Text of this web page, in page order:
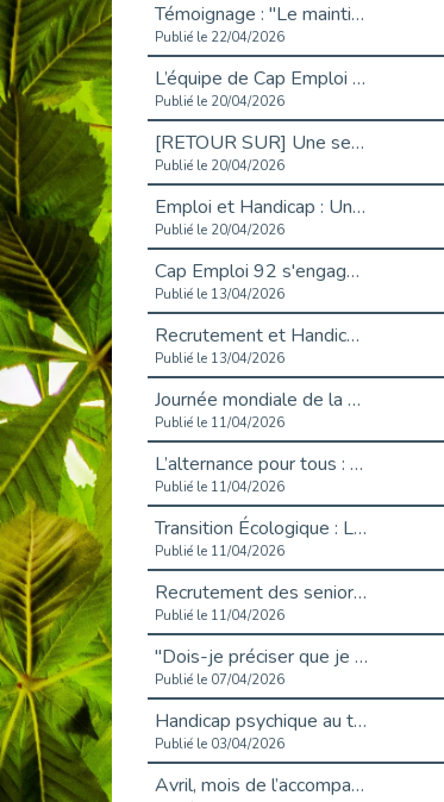
Témoignage : "Le maintien en emploi est un investissement, pas une contrainte."
Publié le 22/04/2026
L’équipe de Cap Emploi 92 s’agrandit : Bienvenue à Charmila, Khoudia et Fadila !
Publié le 20/04/2026
[RETOUR SUR] Une session de recrutement inclusive réussie à Asnières !
Publié le 20/04/2026
Emploi et Handicap : Une alliance de style entre Cap Emploi 92 et La Cravate Solidaire
Publié le 20/04/2026
Cap Emploi 92 s'engage pour la santé mentale : La formation PSSM au cœur de l'accompagnement
Publié le 13/04/2026
Recrutement et Handicap : Et si vous testiez avant de vous engager ?
Publié le 13/04/2026
Journée mondiale de la maladie de Parkinson : Mieux comprendre pour mieux accompagner
Publié le 11/04/2026
L’alternance pour tous : Cap Emploi 92 et Seine Ouest Entreprise et Emploi mobilisés à Boulogne-Billancourt
Publié le 11/04/2026
Transition Écologique : Les Cap Emploi 75,92 et 93 s’engagent pour un Numérique Responsable
Publié le 11/04/2026
Recrutement des seniors : Un levier de transformation pour les ETI franciliennes
Publié le 11/04/2026
"Dois-je préciser que je suis handicapé sur mon CV?"
Publié le 07/04/2026
Handicap psychique au travail : et si nous changions de regard - vidéo
Publié le 03/04/2026
Avril, mois de l’accompagnement dans l’emploi avec Cap emploi.